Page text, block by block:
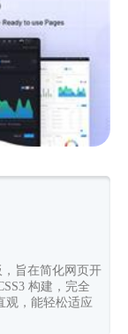
，旨在简化网页开
构建，完全
观，能轻松适应